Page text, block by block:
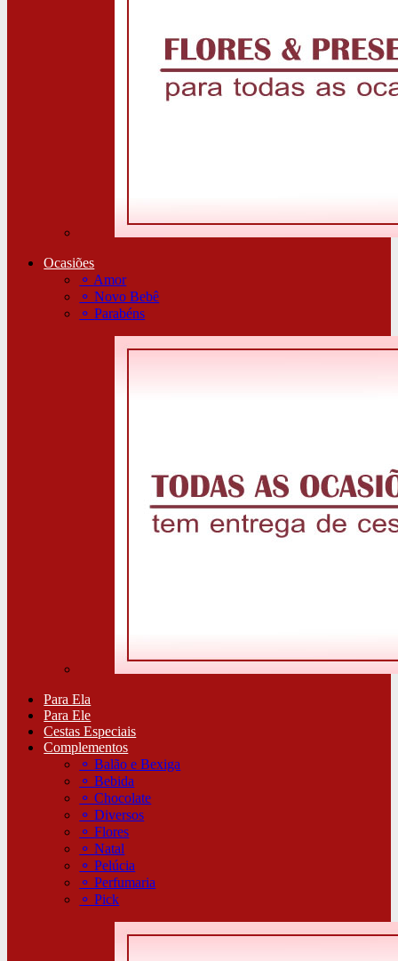
Ocasiões
⚬ Amor
⚬Novo Bebê
⚬Parabéns
Para Ela
Para Ele
Cestas Especiais
Complementos
⚬Balão e Bexiga
⚬Bebida
⚬Chocolate
⚬Diversos
⚬Flores
⚬Natal
⚬Pelúcia
⚬Perfumaria
⚬Pick